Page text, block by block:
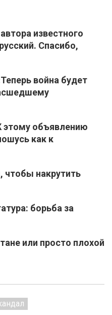
известного
Спасибо,
война будет
этому объявлению
как к
накрутить
борьба за
или просто плохой